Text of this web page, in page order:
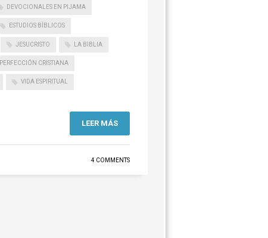
DEVOCIONALES EN PIJAMA
ESTUDIOS BÍBLICOS
JESUCRISTO LA BIBLIA
PERFECCIÓN CRISTIANA
VIDA ESPIRITUAL
LEER MÁS
4 COMMENTS